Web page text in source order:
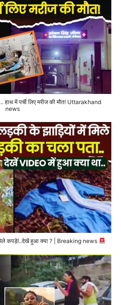
हाथ में पर्ची लिए मरीज की मौत! Uttarakhand
news
मिले कपड़े!..देखें हुआ क्या ? | Breaking news